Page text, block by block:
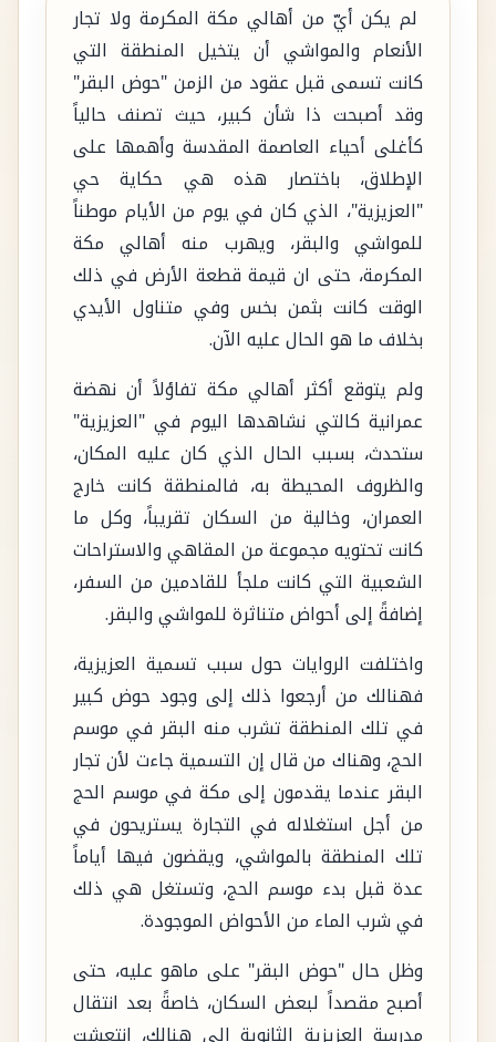
لم يكن أيّ من أهالي مكة المكرمة ولا تجار
الأنعام والمواشي أن يتخيل المنطقة التي
كانت تسمى قبل عقود من الزمن "حوض البقر"
وقد أصبحت ذا شأن كبير، حيث تصنف حالياً
كأغلى أحياء العاصمة المقدسة وأهمها على
الإطلاق، باختصار هذه هي حكاية حي
"العزيزية"، الذي كان في يوم من الأيام موطناً
للمواشي والبقر، ويهرب منه أهالي مكة
المكرمة، حتى ان قيمة قطعة الأرض في ذلك
الوقت كانت بثمن بخس وفي متناول الأيدي
بخلاف ما هو الحال عليه الآن.
ولم يتوقع أكثر أهالي مكة تفاؤلاً أن نهضة
عمرانية كالتي نشاهدها اليوم في "العزيزية"
ستحدث، بسبب الحال الذي كان عليه المكان،
والظروف المحيطة به، فالمنطقة كانت خارج
العمران، وخالية من السكان تقريباً، وكل ما
كانت تحتويه مجموعة من المقاهي والاستراحات
الشعبية التي كانت ملجأ للقادمين من السفر،
إضافةً إلى أحواض متناثرة للمواشي والبقر.
واختلفت الروايات حول سبب تسمية العزيزية،
فهنالك من أرجعوا ذلك إلى وجود حوض كبير
في تلك المنطقة تشرب منه البقر في موسم
الحج، وهناك من قال إن التسمية جاءت لأن تجار
البقر عندما يقدمون إلى مكة في موسم الحج
من أجل استغلاله في التجارة يستريحون في
تلك المنطقة بالمواشي، ويقضون فيها أياماً
عدة قبل بدء موسم الحج، وتستغل هي ذلك
في شرب الماء من الأحواض الموجودة.
وظل حال "حوض البقر" على ماهو عليه، حتى
أصبح مقصداً لبعض السكان، خاصةً بعد انتقال
مدرسة العزيزية الثانوية إلى هنالك، انتعشت